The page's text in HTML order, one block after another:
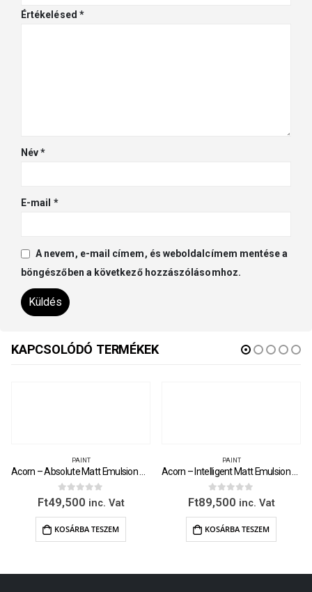
Értékelésed *
Név*
E-mail *
A nevem, e-mail címem, és weboldalcímem mentése a
böngészőben a következő hozzászólásomhoz.
KAPCSOLÓDÓ TERMÉKEK
PAINT
Acorn – Absolute Matt Emulsion – 2.5 Litre
0 out of 5
Ft49,500 inc. Vat
KOSÁRBA TESZEM
PAINT
Acorn – Intelligent Matt Emulsion – 5 Litre
0 out of 5
Ft89,500 inc. Vat
KOSÁRBA TESZEM